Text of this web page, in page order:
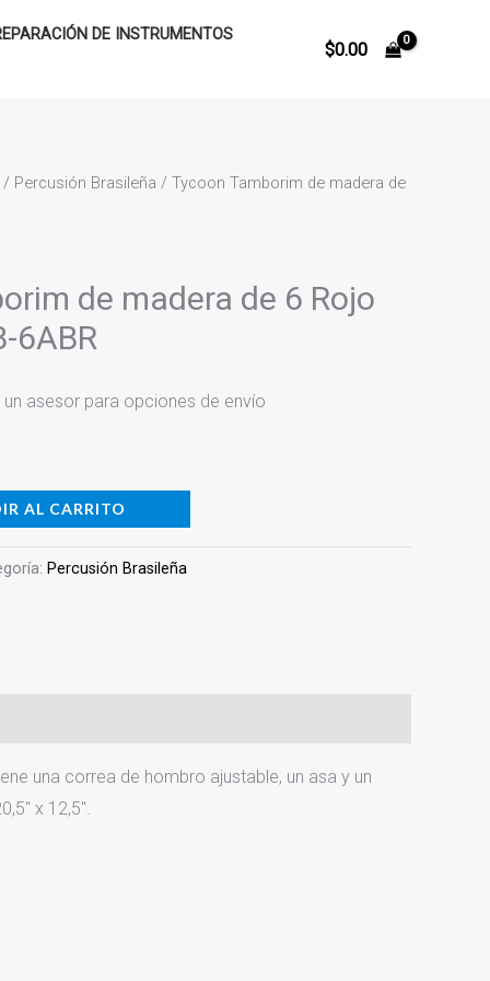
DE INSTRUMENTOS
$0.00
/ Percusión Brasileña / Tycoon Tamborim de madera de
de madera de 6 Rojo
6ABR
asesor para opciones de envío
AL CARRITO
Percusión Brasileña
una correa de hombro ajustable, un asa y un
x 12,5″.